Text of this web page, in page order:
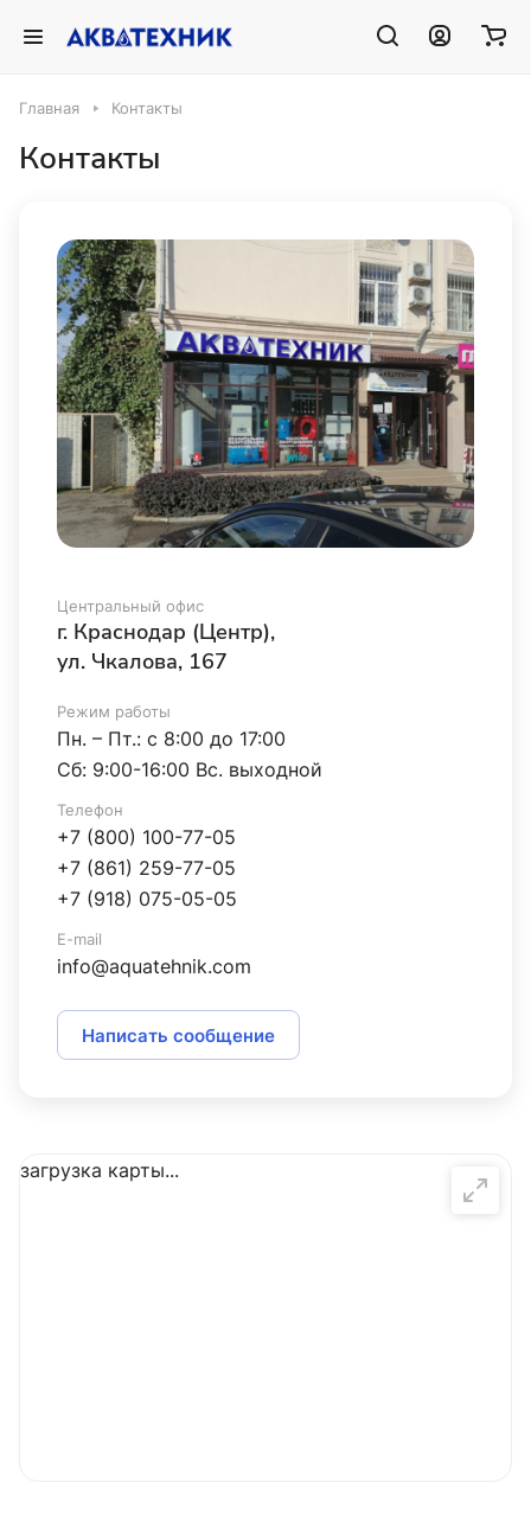
Главная Контакты
Контакты
загрузка карты...
Центральный офис
г. Краснодар (Центр),
ул. Чкалова, 167
Режим работы
Пн. – Пт.: с 8:00 до 17:00
Сб: 9:00-16:00 Вс. выходной
Телефон
+7 (800) 100-77-05
+7 (861) 259-77-05
+7 (918) 075-05-05
E-mail
info@aquatehnik.com
Написать сообщение